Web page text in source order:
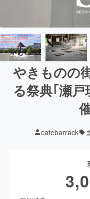
やきものの
る祭典｢瀬
cafebarrack